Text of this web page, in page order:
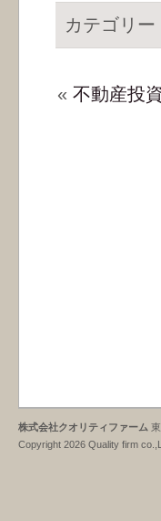
カテゴリー
« 不動産投
株式会社クオリティファーム
Copyright 2026 Quality firm